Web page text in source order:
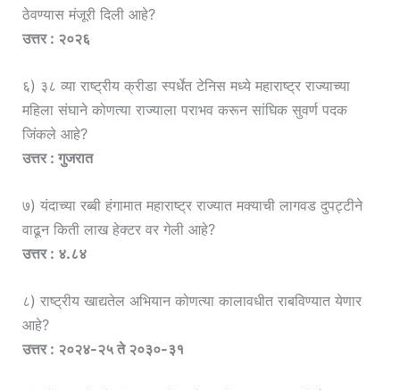
ठेवण्यास मंजूरी दिली आहे?
उत्तर : २०२६
६) ३८ व्या राष्ट्रीय क्रीडा स्पर्धेत टेनिस मध्ये महाराष्ट्र राज्याच्या
महिला संघाने कोणत्या राज्याला पराभव करून सांघिक सुवर्ण पदक
जिंकले आहे?
उत्तर : गुजरात
७) यंदाच्या रब्बी हंगामात महाराष्ट्र राज्यात मक्याची लागवड दुपट्टीने
वाढून किती लाख हेक्टर वर गेली आहे?
उत्तर : ४.८४
८) राष्ट्रीय खाद्यतेल अभियान कोणत्या कालावधीत राबविण्यात येणार
आहे?
उत्तर : २०२४-२५ ते २०३०-३१